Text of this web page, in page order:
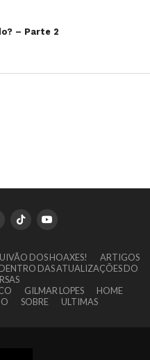
– Parte 2
DOS HOAXES!
ARTIGOS
DAS ATUALIZAÇÕES DO
GILMAR LOPES
HOME
SOBRE ULTIMAS